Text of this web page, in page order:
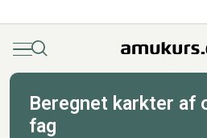
MenuSøg
Beregnet karkter af
fag